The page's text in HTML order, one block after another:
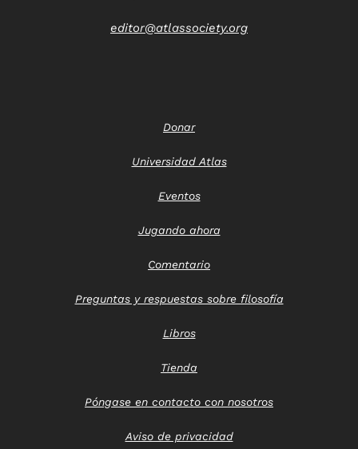
editor@atlassociety.org
Donar
Universidad Atlas
Eventos
Jugando ahora
Comentario
Preguntas y respuestas sobre filosofía
Libros
Tienda
Póngase en contacto con nosotros
Aviso de privacidad